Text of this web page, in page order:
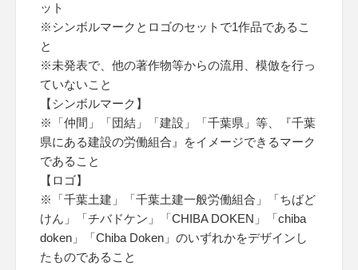
ット
※シンボルマークとロゴのセットで1作品であるこ
と
※未発表で、他の著作物等からの流用、模倣を行っ
ていないこと
【シンボルマーク】
※「仲間」「団結」「建設」「千葉県」等、『千葉
県にある建設の労働組合』をイメージできるマーク
であること
【ロゴ】
※「千葉土建」「千葉土建一般労働組合」「ちばど
けん」「チバドケン」「CHIBA DOKEN」「chiba
doken」「Chiba Doken」のいずれかをデザインし
たものであること